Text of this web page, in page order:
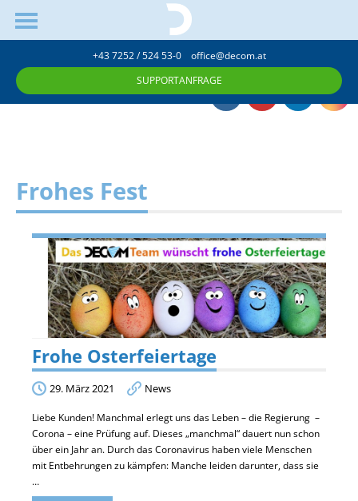
+43 7252 / 524 53-0 office@decom.at
SUPPORTANFRAGE
Frohes Fest
Frohe Osterfeiertage
29. März 2021 News
Liebe Kunden! Manchmal erlegt uns das Leben – die Regierung –
Corona – eine Prüfung auf. Dieses „manchmal“ dauert nun schon
über ein Jahr an. Durch das Coronavirus haben viele Menschen
mit Entbehrungen zu kämpfen: Manche leiden darunter, dass sie
…